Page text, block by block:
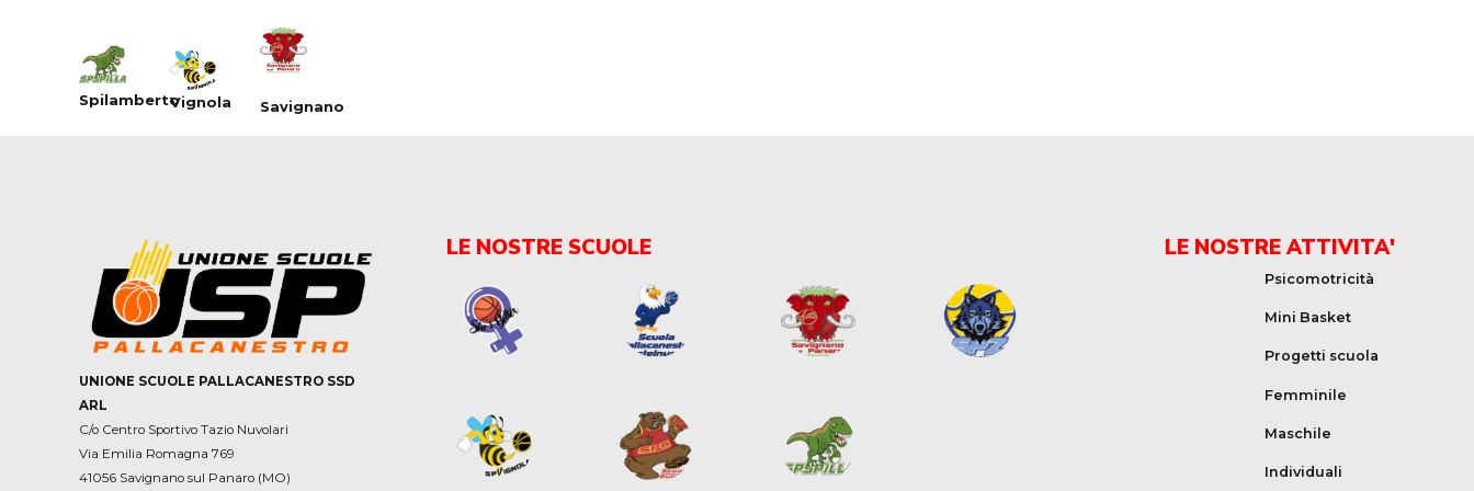
SpilambertoVignola Savignano
UNIONE SCUOLE PALLACANESTRO SSD
ARL
C/o Centro Sportivo Tazio Nuvolari
Via Emilia Romagna 769
41056 Savignano sul Panaro (MO)
LE NOSTRE SCUOLE LE NOSTRE ATTIVITA'
Psicomotricità
Mini Basket
Progetti scuola
Femminile
Maschile
Individuali